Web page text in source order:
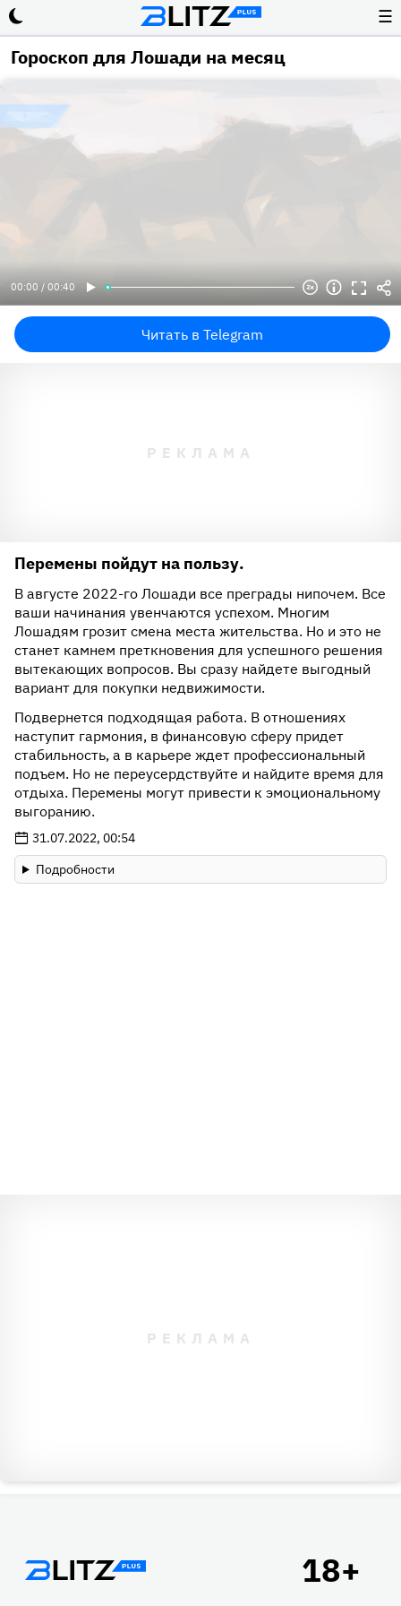
☰
Гороскоп для Лошади на месяц
00:00 / 00:40
Читать в Telegram
Перемены пойдут на пользу.
В августе 2022-го Лошади все преграды нипочем. Все
ваши начинания увенчаются успехом. Многим
Лошадям грозит смена места жительства. Но и это не
станет камнем преткновения для успешного решения
вытекающих вопросов. Вы сразу найдете выгодный
вариант для покупки недвижимости.
Подвернется подходящая работа. В отношениях
наступит гармония, в финансовую сферу придет
стабильность, а в карьере ждет профессиональный
подъем. Но не переусердствуйте и найдите время для
отдыха. Перемены могут привести к эмоциональному
выгоранию.
31.07.2022, 00:54
Подробности
Подвал